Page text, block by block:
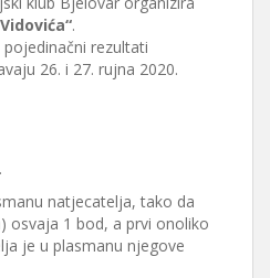
.
rezultati
26. i 27. rujna 2020.
natjecatelja, tako da
osvaja 1 bod, a prvi onoliko
je u plasmanu njegove